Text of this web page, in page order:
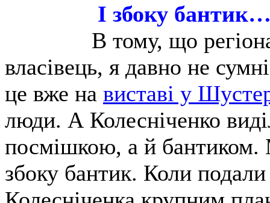
І збоку
В тому, що
власівець, я давно не
це вже на виставі у
люди. А Колесніченко
посмішкою, а й бантиком.
збоку бантик. Коли